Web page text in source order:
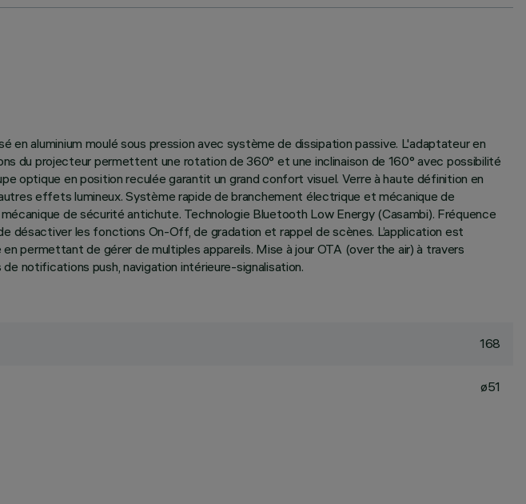
en aluminium moulé sous pression avec système de dissipation passive. L'adaptateur en
du projecteur permettent une rotation de 360° et une inclinaison de 160° avec possibilité
optique en position reculée garantit un grand confort visuel. Verre à haute définition en
effets lumineux. Système rapide de branchement électrique et mécanique de
de sécurité antichute. Technologie Bluetooth Low Energy (Casambi). Fréquence
désactiver les fonctions On-Off, de gradation et rappel de scènes. L’application est
permettant de gérer de multiples appareils. Mise à jour OTA (over the air) à travers
notifications push, navigation intérieure-signalisation.
168
ø51